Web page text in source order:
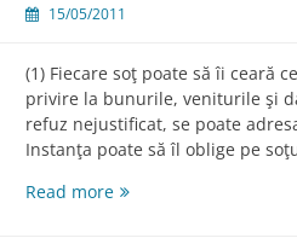
15/05/2011
(1) Fiecare soţ poate să îi ceară
privire la bunurile, veniturile şi
refuz nejustificat, se poate
Instanţa poate să îl oblige pe
Read moreArt.